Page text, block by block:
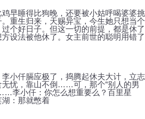
早睡得比狗晚，还要被小姑呼喝婆婆挑
重生归来，天赐异宝，今生她只想当个
个好日子。但这一切的前提，都是休了
设法被他休了。女主前世的聪明用错了
小仟膈应极了，捣腾起休夫大计，立志
无忧，靠山不倒……可，那个“别人的男
李小仟：你怎么想重要么？百里星
：那就憋着